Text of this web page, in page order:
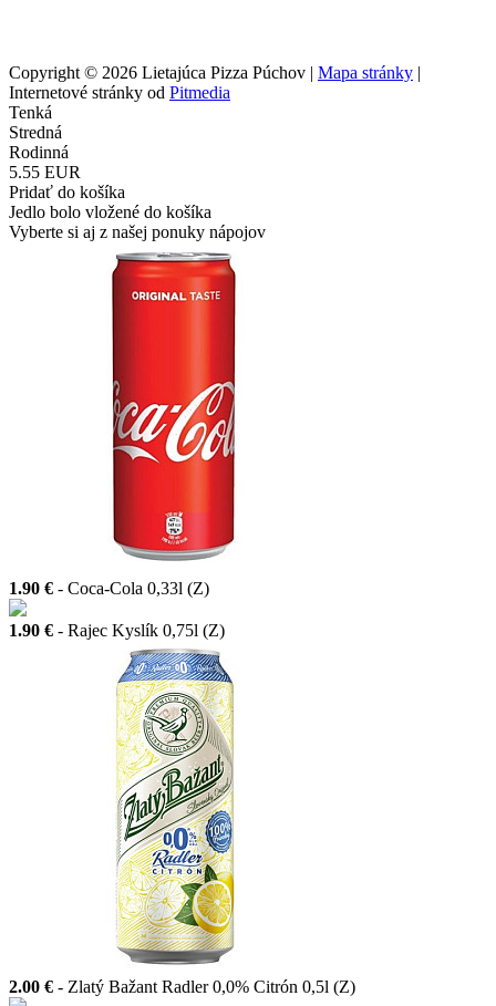
Copyright © 2026 Lietajúca Pizza Púchov | Mapa stránky |
Internetové stránky od Pitmedia
Tenká
Stredná
Rodinná
5.55 EUR
Pridať do košíka
Jedlo bolo vložené do košíka
Vyberte si aj z našej ponuky nápojov
1.90 € - Coca-Cola 0,33l (Z)
1.90 € - Rajec Kyslík 0,75l (Z)
2.00 € - Zlatý Bažant Radler 0,0% Citrón 0,5l (Z)